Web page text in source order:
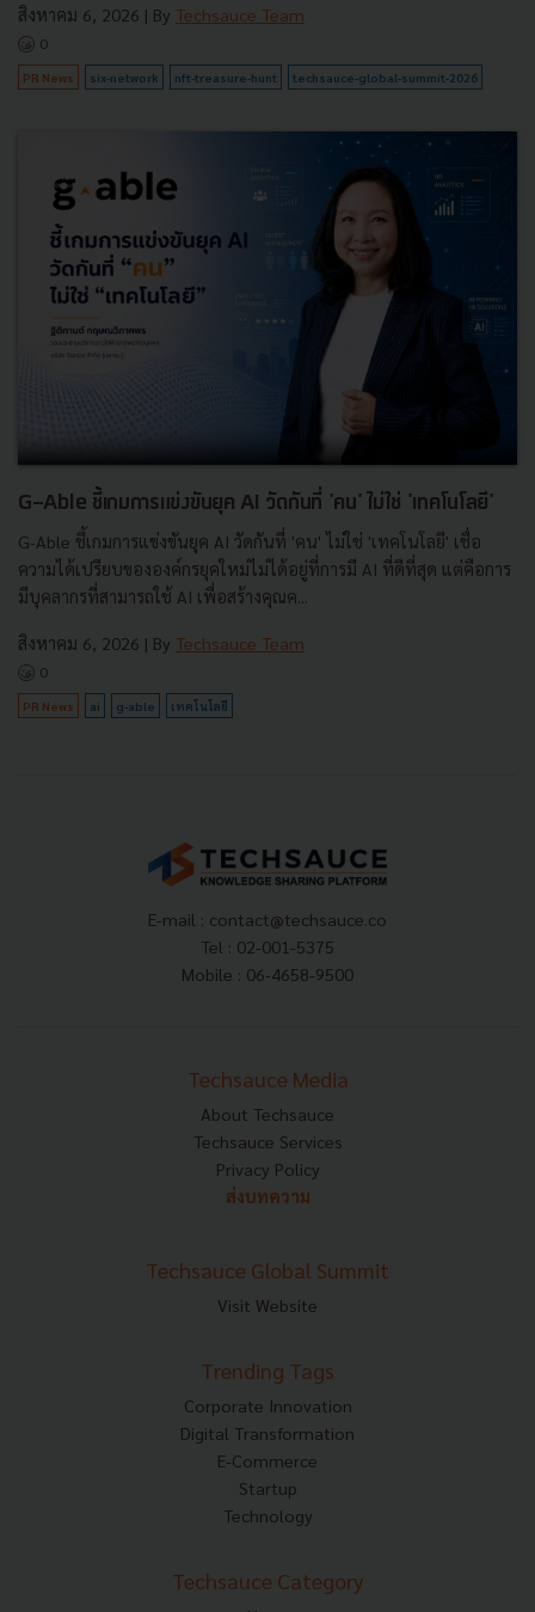
สิงหาคม 6, 2026 | By Techsauce Team
0
PR News six-network nft-treasure-hunt techsauce-global-summit-2026
G-Able ชี้เกมการแข่งขันยุค AI วัดกันที่ 'คน' ไม่ใช่ 'เทคโนโลยี'
G-Able ชี้เกมการแข่งขันยุค AI วัดกันที่ 'คน' ไม่ใช่ 'เทคโนโลยี' เชื่อ
ความได้เปรียบขององค์กรยุคใหม่ไม่ได้อยู่ที่การมี AI ที่ดีที่สุด แต่คือการ
มีบุคลากรที่สามารถใช้ AI เพื่อสร้างคุณค...
สิงหาคม 6, 2026 | By Techsauce Team
0
PR News ai g-able เทคโนโลยี
E-mail : contact@techsauce.co
Tel : 02-001-5375
Mobile : 06-4658-9500
Techsauce Media
About Techsauce
Techsauce Services
Privacy Policy
ส่งบทความ
Techsauce Global Summit
Visit Website
Trending Tags
Corporate Innovation
Digital Transformation
E-Commerce
Startup
Technology
Techsauce Category